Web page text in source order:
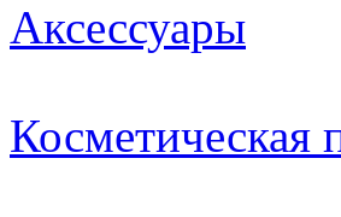
Аксессуары
Косметическая